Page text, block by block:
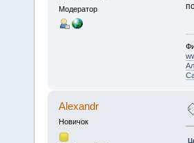
Модератор
Alexandr
Новичок